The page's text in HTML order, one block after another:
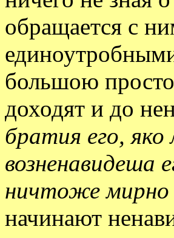
обращается с
большою
доходят и до
братия его, яко
возненавидеша
ничтоже мирно
начинают